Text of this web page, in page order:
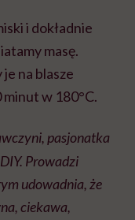
i dokładnie
masę.
na blasze
w 180°C.
pasjonatka
Prowadzi
udowadnia, że
ciekawa,